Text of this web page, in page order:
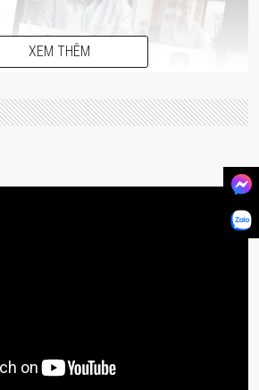
thích ứng với mọi chiều cao và
bạn xem theo hướng dọc hay
XEM THÊM